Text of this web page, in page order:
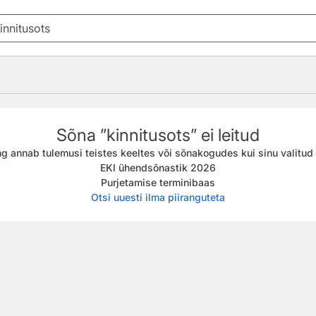
Sõna ”kinnitusots” ei leitud
annab tulemusi teistes keeltes või sõnakogudes kui sinu
EKI ühendsõnastik 2026
Purjetamise terminibaas
Otsi uuesti ilma piiranguteta